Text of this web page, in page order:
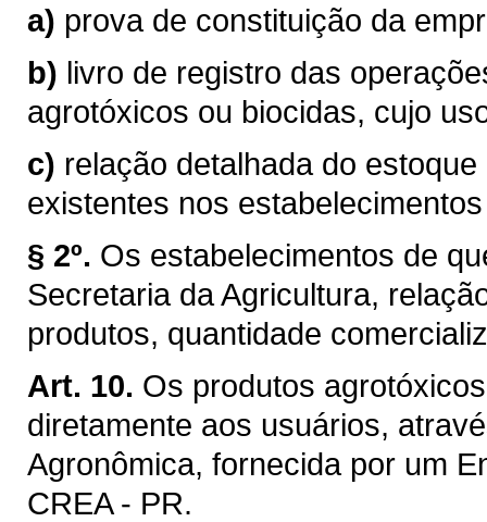
a) prova de constituição da
b) livro de registro das
agrotóxicos ou biocidas, cujo
c) relação detalhada do
existentes nos
§ 2º. Os estabelecimentos de
Secretaria da Agricultura,
produtos, quantidade
Art. 10. Os produtos
diretamente aos usuários,
Agronômica, fornecida por um
CREA - PR.